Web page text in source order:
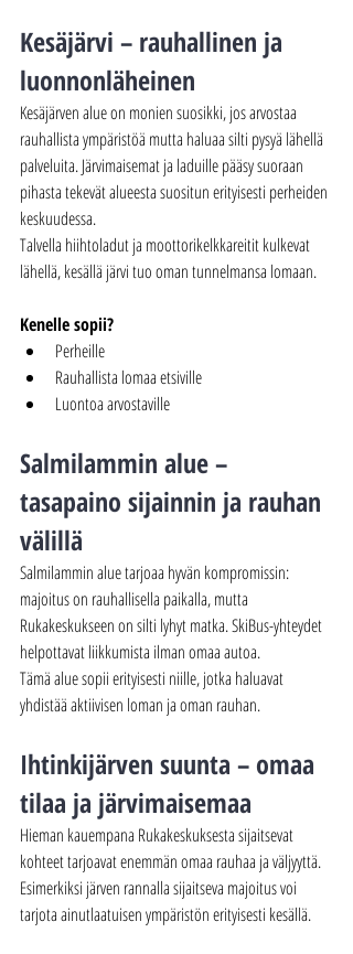
Kesäjärvi – rauhallinen ja
luonnonläheinen
Kesäjärven alue on monien suosikki, jos arvostaa
rauhallista ympäristöä mutta haluaa silti pysyä lähellä
palveluita. Järvimaisemat ja laduille pääsy suoraan
pihasta tekevät alueesta suositun erityisesti perheiden
keskuudessa.
Talvella hiihtoladut ja moottorikelkkareitit kulkevat
lähellä, kesällä järvi tuo oman tunnelmansa lomaan.
Kenelle sopii?
Perheille
Rauhallista lomaa etsiville
Luontoa arvostaville
Salmilammin alue –
tasapaino sijainnin ja rauhan
välillä
Salmilammin alue tarjoaa hyvän kompromissin:
majoitus on rauhallisella paikalla, mutta
Rukakeskukseen on silti lyhyt matka. SkiBus-yhteydet
helpottavat liikkumista ilman omaa autoa.
Tämä alue sopii erityisesti niille, jotka haluavat
yhdistää aktiivisen loman ja oman rauhan.
Ihtinkijärven suunta – omaa
tilaa ja järvimaisemaa
Hieman kauempana Rukakeskuksesta sijaitsevat
kohteet tarjoavat enemmän omaa rauhaa ja väljyyttä.
Esimerkiksi järven rannalla sijaitseva majoitus voi
tarjota ainutlaatuisen ympäristön erityisesti kesällä.